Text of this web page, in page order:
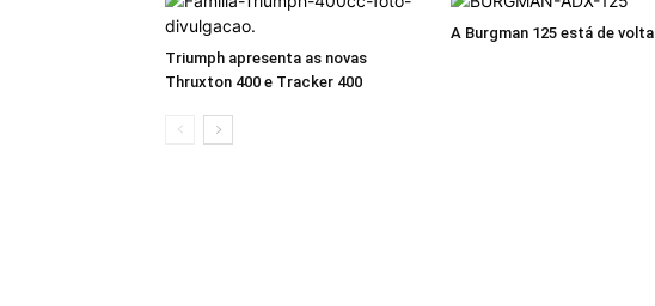
Triumph apresenta as novas
Thruxton 400 e Tracker 400
A Burgman 125 está de volta